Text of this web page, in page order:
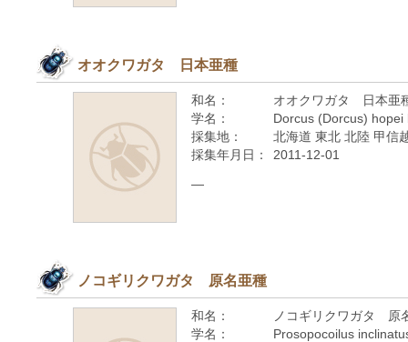
オオクワガタ 日本亜種
和名：
オオクワガタ 日本亜
学名：
Dorcus (Dorcus)
採集地：
北海道 東北 北陸 甲信
採集年月日：
2011-12-01
—
ノコギリクワガタ 原名亜種
和名：
ノコギリクワガタ 原
学名：
Prosopocoilus